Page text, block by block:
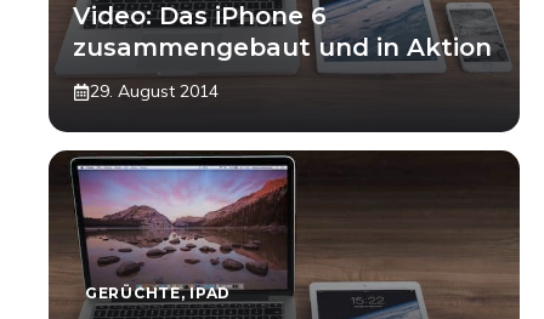
Video: Das iPhone 6
zusammengebaut und in Aktion
29. August 2014
GERÜCHTE,IPAD